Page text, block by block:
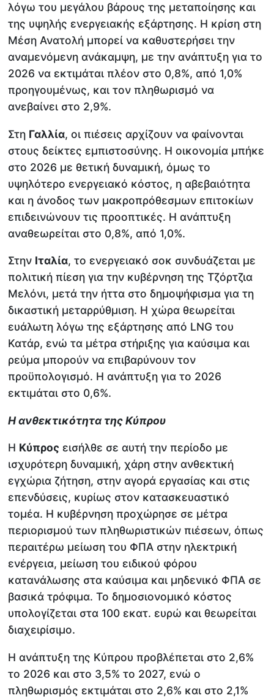
λόγω του μεγάλου βάρους της μεταποίησης και
της υψηλής ενεργειακής εξάρτησης. Η κρίση στη
Μέση Ανατολή μπορεί να καθυστερήσει την
αναμενόμενη ανάκαμψη, με την ανάπτυξη για το
2026 να εκτιμάται πλέον στο 0,8%, από 1,0%
προηγουμένως, και τον πληθωρισμό να
ανεβαίνει στο 2,9%.
Στη Γαλλία, οι πιέσεις αρχίζουν να φαίνονται
στους δείκτες εμπιστοσύνης. Η οικονομία μπήκε
στο 2026 με θετική δυναμική, όμως το
υψηλότερο ενεργειακό κόστος, η αβεβαιότητα
και η άνοδος των μακροπρόθεσμων επιτοκίων
επιδεινώνουν τις προοπτικές. Η ανάπτυξη
αναθεωρείται στο 0,8%, από 1,0%.
Στην Ιταλία, το ενεργειακό σοκ συνδυάζεται με
πολιτική πίεση για την κυβέρνηση της Τζόρτζια
Μελόνι, μετά την ήττα στο δημοψήφισμα για τη
δικαστική μεταρρύθμιση. Η χώρα θεωρείται
ευάλωτη λόγω της εξάρτησης από LNG του
Κατάρ, ενώ τα μέτρα στήριξης για καύσιμα και
ρεύμα μπορούν να επιβαρύνουν τον
προϋπολογισμό. Η ανάπτυξη για το 2026
εκτιμάται στο 0,6%.
Η ανθεκτικότητα της Κύπρου
Η Κύπρος εισήλθε σε αυτή την περίοδο με
ισχυρότερη δυναμική, χάρη στην ανθεκτική
εγχώρια ζήτηση, στην αγορά εργασίας και στις
επενδύσεις, κυρίως στον κατασκευαστικό
τομέα. Η κυβέρνηση προχώρησε σε μέτρα
περιορισμού των πληθωριστικών πιέσεων, όπως
περαιτέρω μείωση του ΦΠΑ στην ηλεκτρική
ενέργεια, μείωση του ειδικού φόρου
κατανάλωσης στα καύσιμα και μηδενικό ΦΠΑ σε
βασικά τρόφιμα. Το δημοσιονομικό κόστος
υπολογίζεται στα 100 εκατ. ευρώ και θεωρείται
διαχειρίσιμο.
Η ανάπτυξη της Κύπρου προβλέπεται στο 2,6%
το 2026 και στο 3,5% το 2027, ενώ ο
πληθωρισμός εκτιμάται στο 2,6% και στο 2,1%